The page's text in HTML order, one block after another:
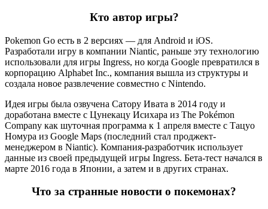
Кто автор игры?
Pokemon Go есть в 2 версиях — для Android и iOS.
Разработали игру в компании Niantic, раньше эту технологию
использовали для игры Ingress, но когда Google превратился в
корпорацию Alphabet Inc., компания вышла из структуры и
создала новое развлечение совместно с Nintendo.
Идея игры была озвучена Сатору Ивата в 2014 году и
доработана вместе с Цунекацу Исихара из The Pokémon
Company как шуточная программа к 1 апреля вместе с Тацуо
Номура из Google Maps (последний стал проджект-
менеджером в Niantic). Компания-разработчик использует
данные из своей предыдущей игры Ingress. Бета-тест начался в
марте 2016 года в Японии, а затем и в других странах.
Что за странные новости о покемонах?